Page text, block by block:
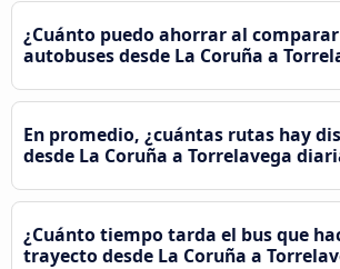
¿Cuánto puedo ahorrar al comparar
autobuses desde La Coruña a
En promedio, ¿cuántas rutas hay
desde La Coruña a Torrelavega
¿Cuánto tiempo tarda el bus que
trayecto desde La Coruña a